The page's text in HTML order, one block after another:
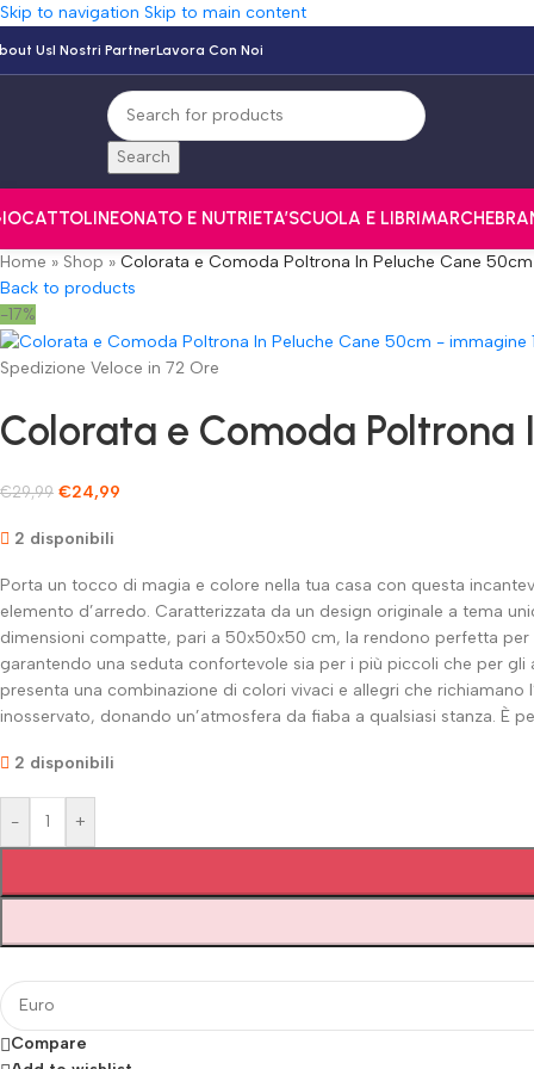
Skip to navigation Skip to main content
UsI Nostri PartnerLavora Con Noi
Search
NEONATO E NUTRIETA’SCUOLA E LIBRIMARCHE
Home » Shop » Colorata e Comoda Poltrona In Peluche Cane 50cm
Back to products
-17%
Spedizione Veloce in 72 Ore
Colorata e Comoda Poltrona
€29,99 €24,99
2 disponibili
Porta un tocco di magia e colore nella tua casa con questa
elemento d’arredo. Caratterizzata da un design originale a tema
dimensioni compatte, pari a 50x50x50 cm, la rendono perfetta
garantendo una seduta confortevole sia per i più piccoli che per
presenta una combinazione di colori vivaci e allegri che
inosservato, donando un’atmosfera da fiaba a qualsiasi stanza.
2 disponibili
- +
Compare